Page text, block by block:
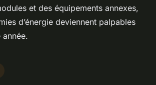
et des équipements annexes,
d’énergie deviennent palpables